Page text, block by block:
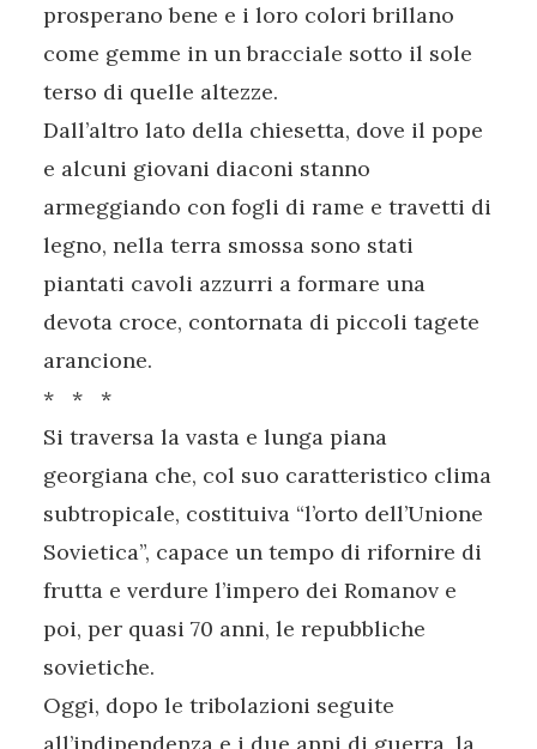
prosperano bene e i loro colori brillano
come gemme in un bracciale sotto il sole
terso di quelle altezze.
Dall’altro lato della chiesetta, dove il pope
e alcuni giovani diaconi stanno
armeggiando con fogli di rame e travetti di
legno, nella terra smossa sono stati
piantati cavoli azzurri a formare una
devota croce, contornata di piccoli tagete
arancione.
* * *
Si traversa la vasta e lunga piana
georgiana che, col suo caratteristico clima
subtropicale, costituiva “l’orto dell’Unione
Sovietica”, capace un tempo di rifornire di
frutta e verdure l’impero dei Romanov e
poi, per quasi 70 anni, le repubbliche
sovietiche.
Oggi, dopo le tribolazioni seguite